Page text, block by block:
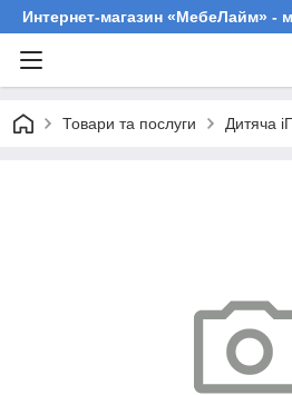
Интернет-магазин «МебеЛайм»
Товари та послуги Дитяча